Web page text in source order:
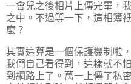
一會兒之後相片上傳完畢，
之中。不過等一下，這相簿
麼？
其實這算是一個保護機制啦
我們自己看得到，這樣就不
到網路上了。萬一上傳了私